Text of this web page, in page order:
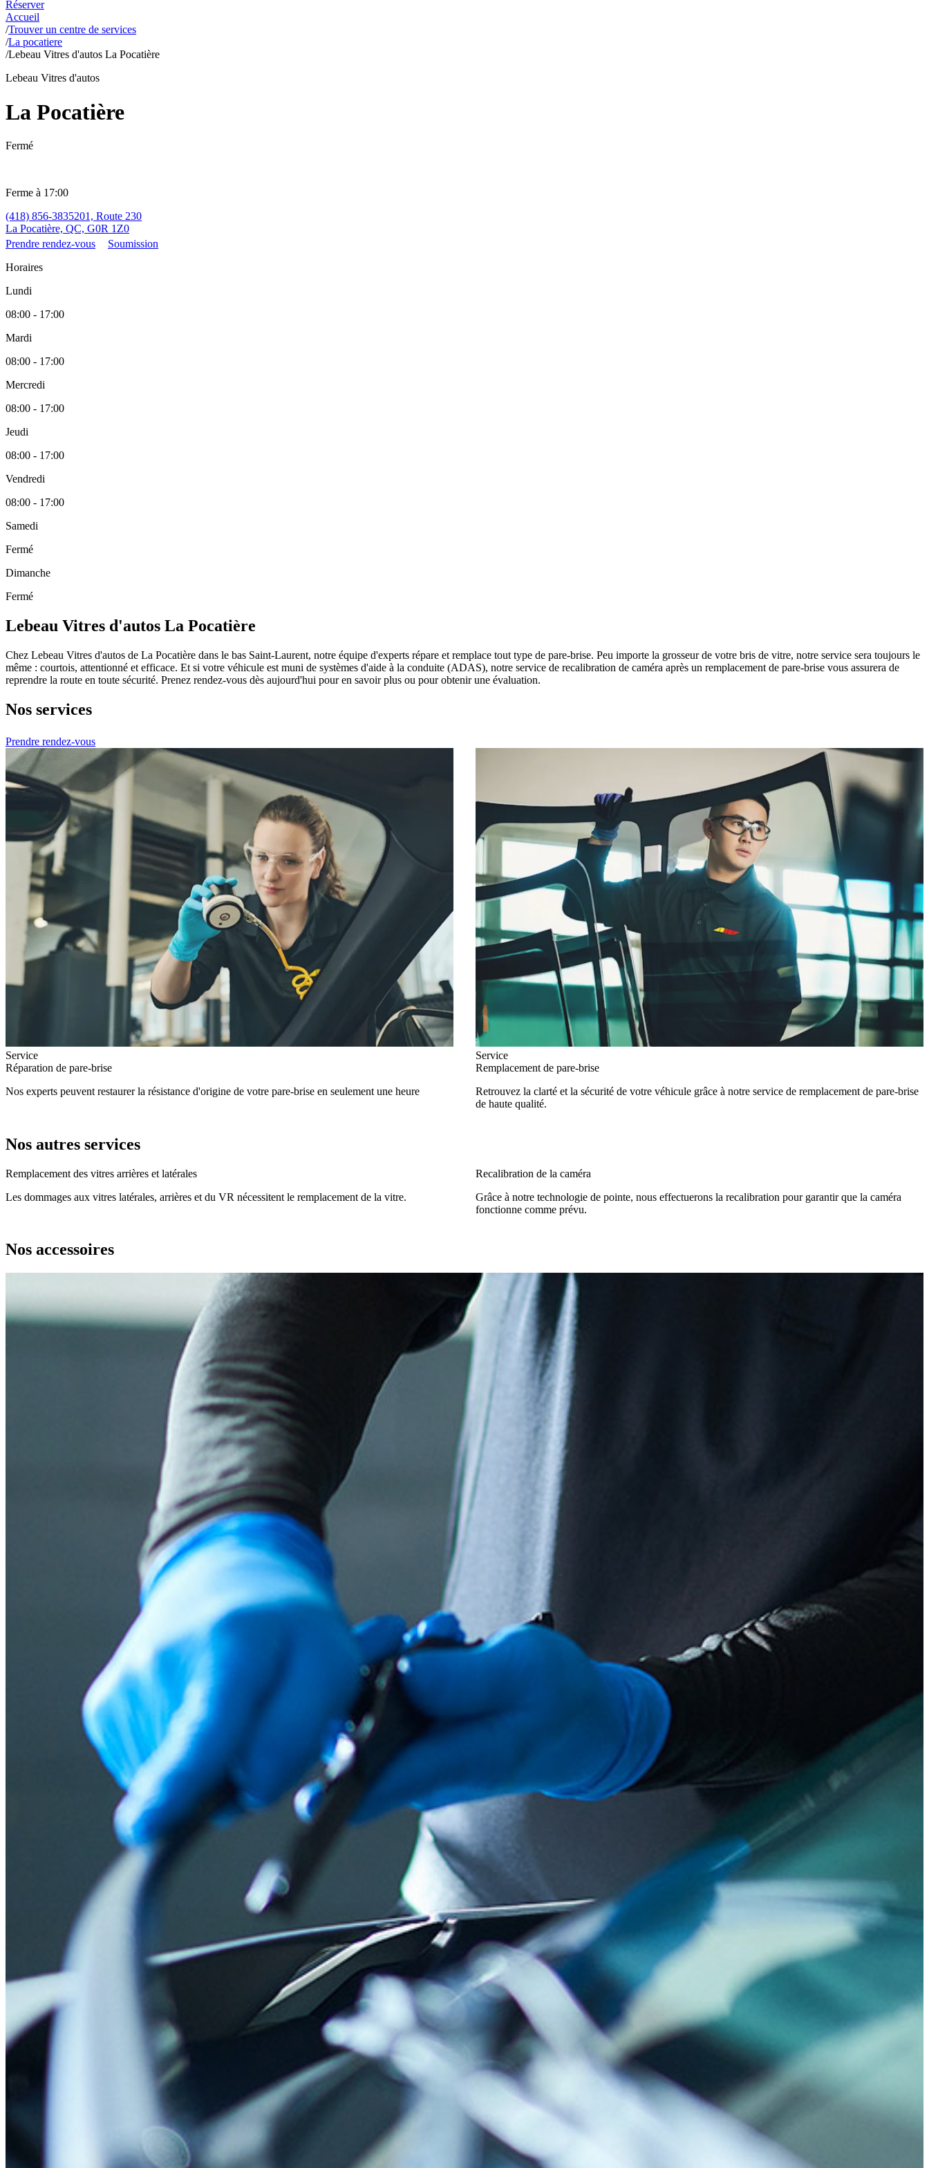
Réserver
Accueil
/Trouver un centre de services
/La pocatiere
/Lebeau Vitres d'autos La Pocatière
Lebeau Vitres d'autos
La Pocatière
Fermé
Ferme à 17:00
(418) 856-3835201, Route 230
La Pocatière, QC, G0R 1Z0
Prendre rendez-vous
Soumission
Horaires
Lundi
08:00 - 17:00
Mardi
08:00 - 17:00
Mercredi
08:00 - 17:00
Jeudi
08:00 - 17:00
Vendredi
08:00 - 17:00
Samedi
Fermé
Dimanche
Fermé
Lebeau Vitres d'autos La Pocatière
Chez Lebeau Vitres d'autos de La Pocatière dans le bas Saint-Laurent, notre équipe d'experts répare et remplace tout type de pare-brise. Peu importe la grosseur de votre bris de vitre, notre service sera toujours le
même : courtois, attentionné et efficace. Et si votre véhicule est muni de systèmes d'aide à la conduite (ADAS), notre service de recalibration de caméra après un remplacement de pare-brise vous assurera de
reprendre la route en toute sécurité. Prenez rendez-vous dès aujourd'hui pour en savoir plus ou pour obtenir une évaluation.
Nos services
Prendre rendez-vous
Service
Réparation de pare-brise
Nos experts peuvent restaurer la résistance d'origine de votre pare-brise en seulement une heure
Service
Remplacement de pare-brise
Retrouvez la clarté et la sécurité de votre véhicule grâce à notre service de remplacement de pare-brise
de haute qualité.
Nos autres services
Remplacement des vitres arrières et latérales
Les dommages aux vitres latérales, arrières et du VR nécessitent le remplacement de la vitre.
Recalibration de la caméra
Grâce à notre technologie de pointe, nous effectuerons la recalibration pour garantir que la caméra
fonctionne comme prévu.
Nos accessoires